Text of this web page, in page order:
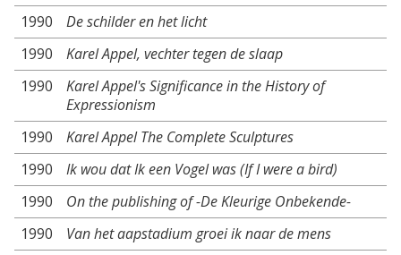
1990
De schilder en het licht
1990
Karel Appel, vechter tegen de slaap
1990
Karel Appel's Significance in the History of
Expressionism
1990
Karel Appel The Complete Sculptures
1990
Ik wou dat Ik een Vogel was (If I were a bird)
1990
On the publishing of -De Kleurige Onbekende-
1990
Van het aapstadium groei ik naar de mens